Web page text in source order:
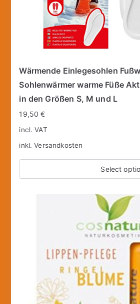
Wärmende Einlegesohlen
Sohlenwärmer warme Füße
in den Größen S, M und L
19,50€
incl. VAT
inkl.Versandkosten
Select